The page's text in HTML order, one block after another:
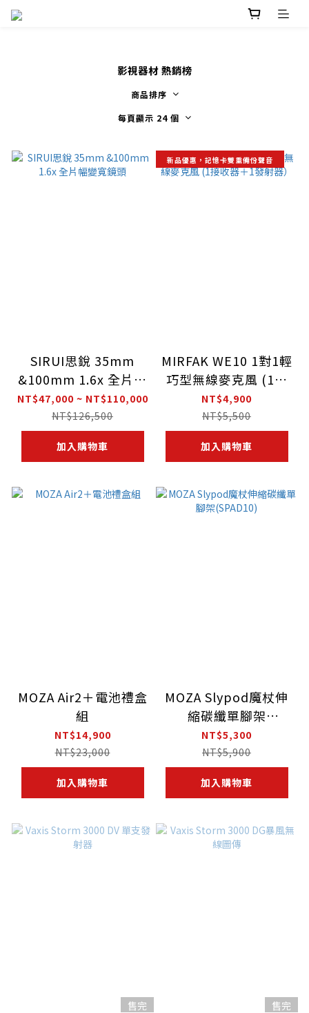
影視器材 熱銷榜
商品排序
每頁顯示 24 個
SIRUI思銳 35mm
&100mm 1.6x 全片幅
變寬鏡頭
NT$47,000 ~ NT$110,000
NT$126,500
加入購物車
新品優惠，記憶卡雙重備份聲音
MIRFAK WE10 1對1輕
巧型無線麥克風 (1接
收器＋1發射器）
NT$4,900
NT$5,500
加入購物車
MOZA Air2＋電池禮盒
組
NT$14,900
NT$23,000
加入購物車
MOZA Slypod魔杖伸
縮碳纖單腳架
(SPAD10)
NT$5,300
NT$5,900
加入購物車
售完 售完